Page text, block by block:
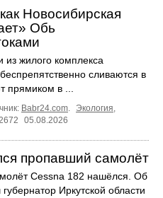
Новосибирская
Обь
из жилого комплекса
сливаются в
прямиком в ...
Babr24.com. Экология,
05.08.2026
пропавший самолёт
Cessna 182 нашёлся. Об
Иркутской области